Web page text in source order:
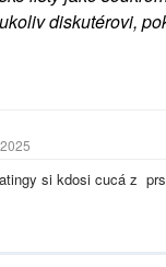
diskutérovi,
si kdosi cucá z